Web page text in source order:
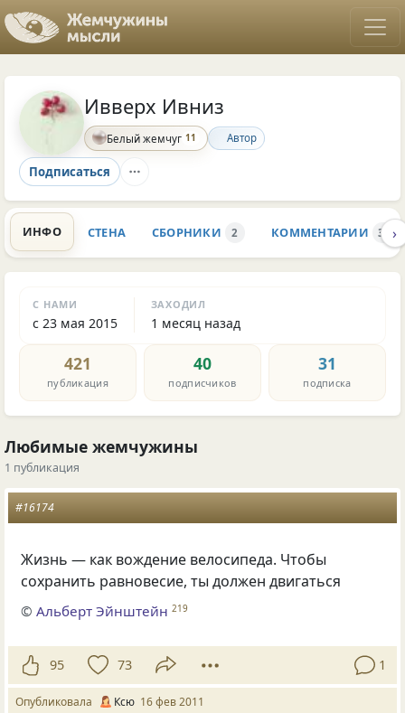
Ивверх Ивниз
Белый жемчуг 11 Автор
Подписаться
ИНФО СТЕНА СБОРНИКИ 2 КОММЕНТАРИИ 3.7K
›
С НАМИ
с 23 мая 2015
ЗАХОДИЛ
1 месяц назад
421
публикация
40
подписчиков
31
подписка
Любимые жемчужины
1 публикация
#16174
Жизнь — как вождение велосипеда. Чтобы
сохранить равновесие, ты должен двигаться
©Альберт Эйнштейн 219
95 73 1
Опубликовала Ксю 16 фев 2011